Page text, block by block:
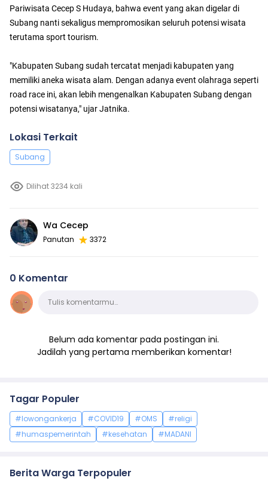
Pariwisata Cecep S Hudaya, bahwa event yang akan digelar di
Subang nanti sekaligus mempromosikan seluruh potensi wisata
terutama sport tourism.
"Kabupaten Subang sudah tercatat menjadi kabupaten yang
memiliki aneka wisata alam. Dengan adanya event olahraga seperti
road race ini, akan lebih mengenalkan Kabupaten Subang dengan
potensi wisatanya," ujar Jatnika.
Lokasi Terkait
Subang
Dilihat 3234 kali
Wa Cecep
Panutan 3372
0 Komentar
KomentarTulis komentarmu…
Belum ada komentar pada postingan ini.
Jadilah yang pertama memberikan komentar!
Tagar Populer
#lowongankerja #COVID19 #OMS
#religi
#humaspemerintah
#kesehatan #MADANI
Berita Warga Terpopuler